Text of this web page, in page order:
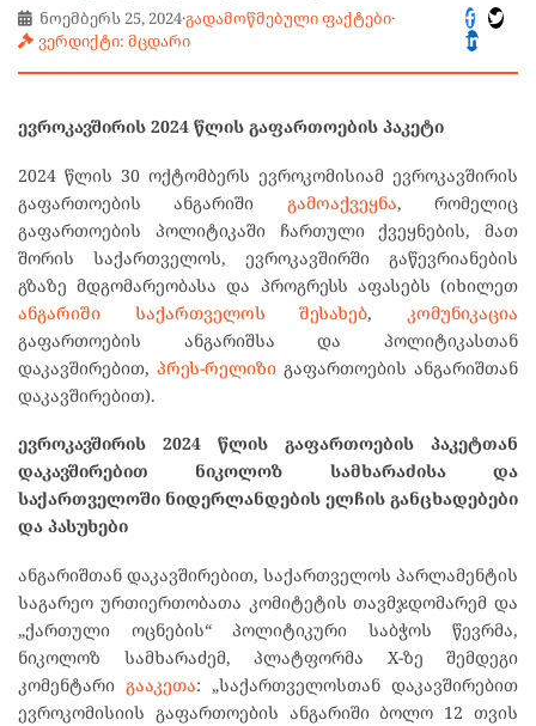
ნოემბერს 25, 2024·გადამოწმებული ფაქტები·
ვერდიქტი: მცდარი
ევროკავშირის 2024 წლის გაფართოების პაკეტი
2024 წლის 30 ოქტომბერს ევროკომისიამ ევროკავშირის
გაფართოების ანგარიში გამოაქვეყნა, რომელიც
გაფართოების პოლიტიკაში ჩართული ქვეყნების, მათ
შორის საქართველოს, ევროკავშირში გაწევრიანების
გზაზე მდგომარეობასა და პროგრესს აფასებს (იხილეთ
ანგარიში საქართველოს შესახებ,
კომუნიკაცია
გაფართოების ანგარიშსა და პოლიტიკასთან
დაკავშირებით, პრეს-რელიზი გაფართოების ანგარიშთან
დაკავშირებით).
ევროკავშირის 2024 წლის გაფართოების პაკეტთან
დაკავშირებით ნიკოლოზ სამხარაძისა და
საქართველოში ნიდერლანდების ელჩის განცხადებები
და პასუხები
ანგარიშთან დაკავშირებით, საქართველოს პარლამენტის
საგარეო ურთიერთობათა კომიტეტის თავმჯდომარემ და
„ქართული ოცნების“ პოლიტიკური საბჭოს წევრმა,
ნიკოლოზ სამხარაძემ, პლატფორმა X-ზე შემდეგი
კომენტარი გააკეთა: „საქართველოსთან დაკავშირებით
ევროკომისიის გაფართოების ანგარიში ბოლო 12 თვის